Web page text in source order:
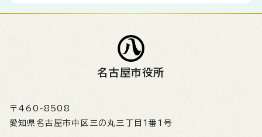
名古屋市役所
〒460-8508
愛知県名古屋市中区三の丸三丁目1番1号